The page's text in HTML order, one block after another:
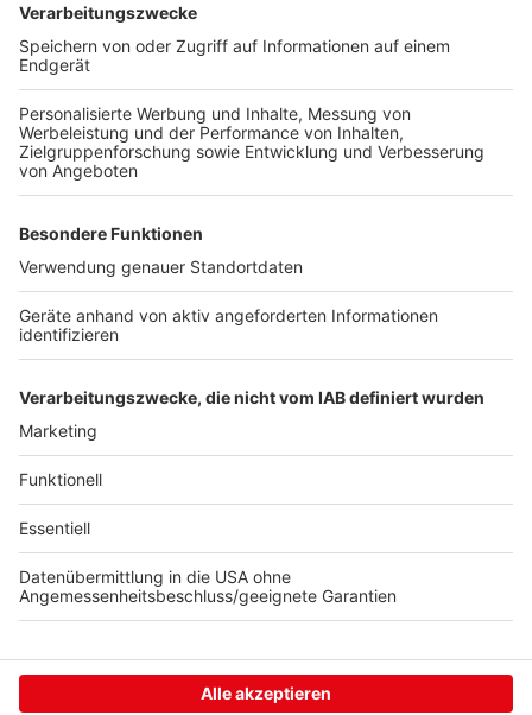
Anzeige
Hintergrund des Falls
Anzeige
der Grenze zwischen Nordrhein-Westfalen und
Rheinland-Pfalz gefunden. Die Tat hatte bundesweit
für Entsetzen gesorgt. Da die Täterinnen
strafunmündig waren, wurde das Strafverfahren
eingestellt. Nun geht es im Zivilverfahren um
Anzeige